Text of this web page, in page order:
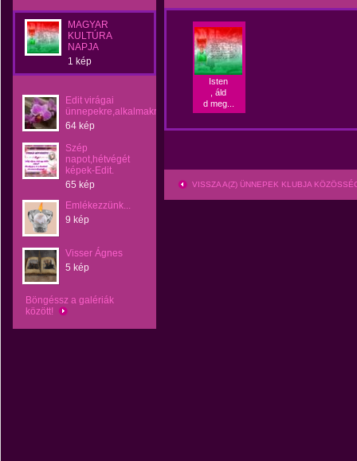
MAGYAR
KULTÚRA
NAPJA
1 kép
Edit virágai
ünnepekre,alkalmakra
64 kép
Szép
napot,hétvégét
képek-Edit.
65 kép
Emlékezzünk...
9 kép
Visser Ágnes
5 kép
Böngéssz a galériák
között!
Isten
, áld
d meg...
VISSZA A(Z) ÜNNEPEK KLUBJA